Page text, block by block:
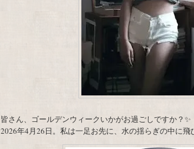
皆さん、ゴールデンウィークいかがお過ごしですか？✨
2026年4月26日。私は一足お先に、水の揺らぎの中に飛